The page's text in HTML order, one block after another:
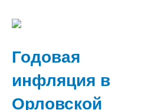
Годовая
инфляция в
Орловской